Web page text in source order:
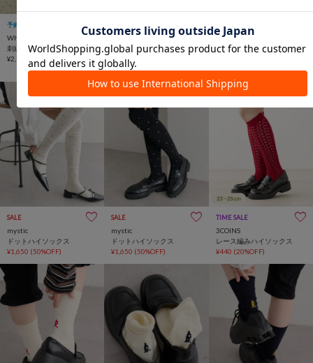
予約
Whim Gazette
刺繍ソックス
¥2,750
Kastane
【新色追加】2WAYハイソッ
クス
¥1,100(50%OFF)
Kastane
【新色追加】2WAYハイソッ
¥1,100(50%OFF)
SALE
mystic
ドットハイソックス
¥1,650 (50%OFF)
SALE
mystic
ドットハイソックス
¥1,650 (50%OFF)
TIME SALE
3COINS
レース編みハイソックス
¥440 (20%OFF)